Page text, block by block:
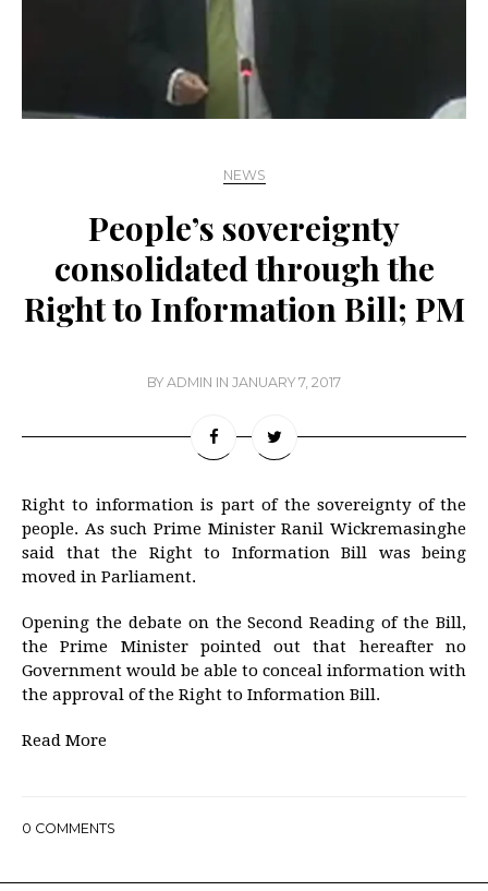
NEWS
People’s sovereignty
consolidated through the
Right to Information Bill; PM
BY ADMIN IN JANUARY 7, 2017
Right to information is part of the sovereignty of the
people. As such Prime Minister Ranil Wickremasinghe
said that the Right to Information Bill was being
moved in Parliament.
Opening the debate on the Second Reading of the Bill,
the Prime Minister pointed out that hereafter no
Government would be able to conceal information with
the approval of the Right to Information Bill.
Read More
0 COMMENTS